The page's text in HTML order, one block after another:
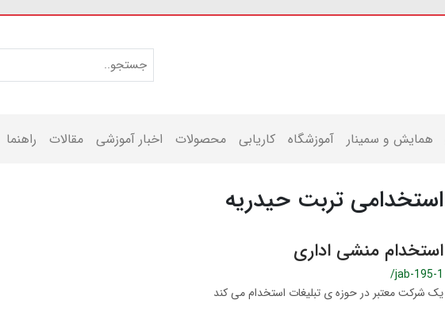
همایش و سمینار آموزشگاه کاریابی محصولات اخبار آموزشی مقالات راهنما
استخدامی تربت حیدریه
استخدام منشی اداری
/jab-195-1
یک شرکت معتبر در حوزه ی تبلیغات استخدام می کند